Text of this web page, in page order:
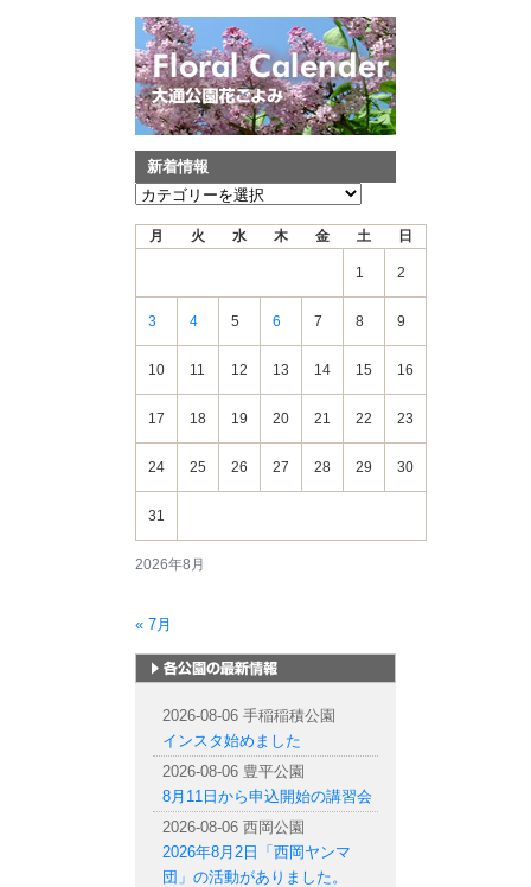
新着情報
新
2026年8月
月 火 水 木 金 土 日
1 2
3 4 5 6 7 8 9
10 11 12 13 14 15 16
17 18 19 20 21 22 23
24 25 26 27 28 29 30
31
« 7月
2026-08-06 手稲稲積公園
インスタ始めました
2026-08-06 豊平公園
8月11日から申込開始の講習会
2026-08-06 西岡公園
2026年8月2日「西岡ヤンマ
団」の活動がありました。